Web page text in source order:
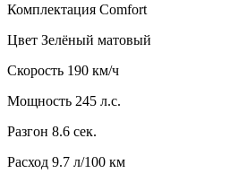
Комплектация Comfort
Цвет Зелёный матовый
Скорость 190 км/ч
Мощность 245 л.с.
Разгон 8.6 сек.
Расход 9.7 л/100 км